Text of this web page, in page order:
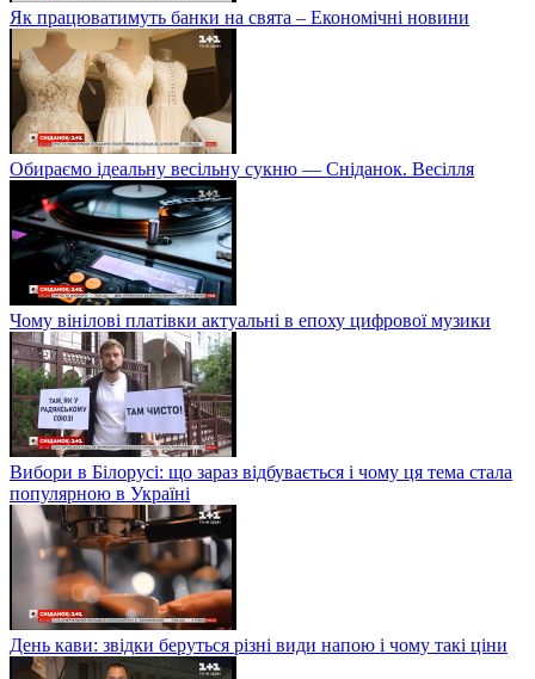
Як працюватимуть банки на свята – Економічні новини
Обираємо ідеальну весільну сукню — Сніданок. Весілля
Чому вінілові платівки актуальні в епоху цифрової музики
Вибори в Білорусі: що зараз відбувається і чому ця тема стала
популярною в Україні
День кави: звідки беруться різні види напою і чому такі ціни